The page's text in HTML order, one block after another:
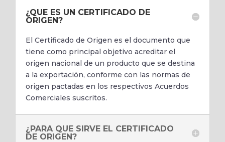
¿QUE ES UN CERTIFICADO DE
ORIGEN?
El Certificado de Origen es el documento que
tiene como principal objetivo acreditar el
origen nacional de un producto que se destina
a la exportación, conforme con las normas de
origen pactadas en los respectivos Acuerdos
Comerciales suscritos.
¿PARA QUE SIRVE EL CERTIFICADO
DE ORIGEN?